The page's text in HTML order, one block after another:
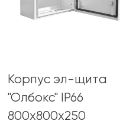
Корпус эл-щита
"Олбокс" IP66
800х800х250